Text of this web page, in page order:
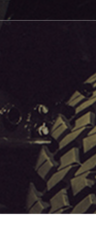
),Asanti(アサ